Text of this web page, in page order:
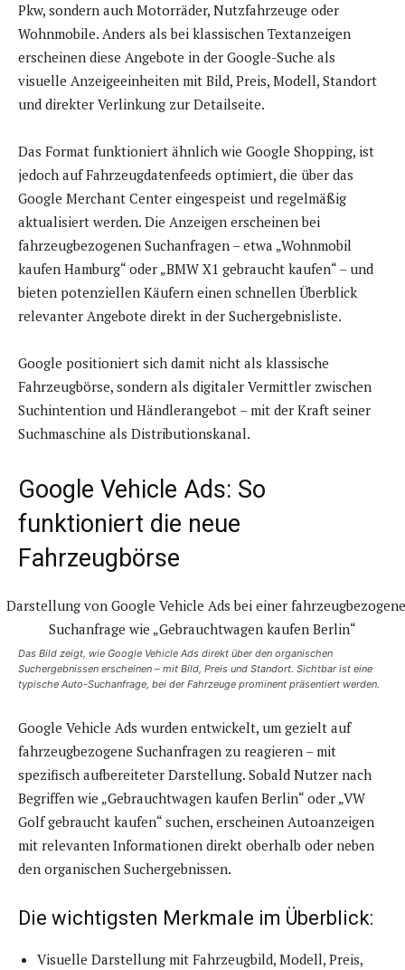
Pkw, sondern auch Motorräder, Nutzfahrzeuge oder
Wohnmobile. Anders als bei klassischen Textanzeigen
erscheinen diese Angebote in der Google-Suche als
visuelle Anzeigeeinheiten mit Bild, Preis, Modell, Standort
und direkter Verlinkung zur Detailseite.
Das Format funktioniert ähnlich wie Google Shopping, ist
jedoch auf Fahrzeugdatenfeeds optimiert, die über das
Google Merchant Center eingespeist und regelmäßig
aktualisiert werden. Die Anzeigen erscheinen bei
fahrzeugbezogenen Suchanfragen – etwa „Wohnmobil
kaufen Hamburg“ oder „BMW X1 gebraucht kaufen“ – und
bieten potenziellen Käufern einen schnellen Überblick
relevanter Angebote direkt in der Suchergebnisliste.
Google positioniert sich damit nicht als klassische
Fahrzeugbörse, sondern als digitaler Vermittler zwischen
Suchintention und Händlerangebot – mit der Kraft seiner
Suchmaschine als Distributionskanal.
Google Vehicle Ads: So
funktioniert die neue
Fahrzeugbörse
Das Bild zeigt, wie Google Vehicle Ads direkt über den organischen
Suchergebnissen erscheinen – mit Bild, Preis und Standort. Sichtbar ist eine
typische Auto-Suchanfrage, bei der Fahrzeuge prominent präsentiert werden.
Google Vehicle Ads wurden entwickelt, um gezielt auf
fahrzeugbezogene Suchanfragen zu reagieren – mit
spezifisch aufbereiteter Darstellung. Sobald Nutzer nach
Begriffen wie „Gebrauchtwagen kaufen Berlin“ oder „VW
Golf gebraucht kaufen“ suchen, erscheinen Autoanzeigen
mit relevanten Informationen direkt oberhalb oder neben
den organischen Suchergebnissen.
Die wichtigsten Merkmale im Überblick:
Visuelle Darstellung mit Fahrzeugbild, Modell, Preis,